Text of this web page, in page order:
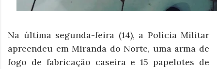
Na última segunda-feira (14), a Polícia Militar
apreendeu em Miranda do Norte, uma arma de
fogo de fabricação caseira e 15 papelotes de